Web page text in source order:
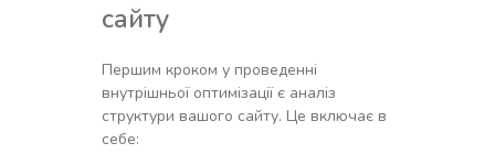
сайту
Першим кроком у проведенні
внутрішньої оптимізації є аналіз
структури вашого сайту. Це включає в
себе: